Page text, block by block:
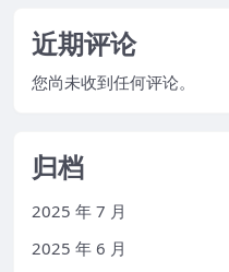
近期评论
您尚未收到任何评论。
归档
2025 年 7 月
2025 年 6 月